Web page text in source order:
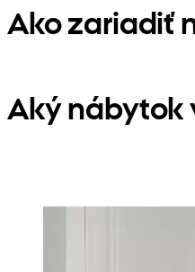
Ako zariadiť
Aký nábytok